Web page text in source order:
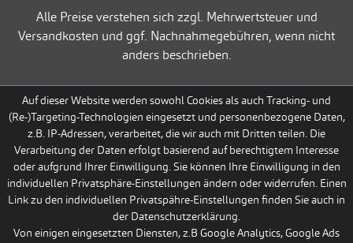
Alle Preise verstehen sich zzgl. Mehrwertsteuer und
Versandkosten und ggf. Nachnahmegebühren, wenn nicht
anders beschrieben.
Auf dieser Website werden sowohl Cookies als auch Tracking- und
(Re-)Targeting-Technologien eingesetzt und personenbezogene Daten,
z.B. IP-Adressen, verarbeitet, die wir auch mit Dritten teilen. Die
Verarbeitung der Daten erfolgt basierend auf berechtigtem Interesse
oder aufgrund Ihrer Einwilligung. Sie können Ihre Einwilligung in den
individuellen Privatsphäre-Einstellungen ändern oder widerrufen. Einen
Link zu den individuellen Privatspähre-Einstellungen finden Sie auch in
der Datenschutzerklärung.
Von einigen eingesetzten Diensten, z.B Google Analytics, Google Ads